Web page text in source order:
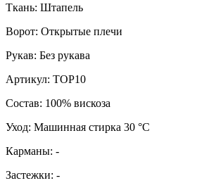
Ткань: Штапель
Ворот: Открытые плечи
Рукав: Без рукава
Артикул: TOP10
Состав: 100% вискоза
Уход: Машинная стирка 30 °C
Карманы: -
Застежки: -